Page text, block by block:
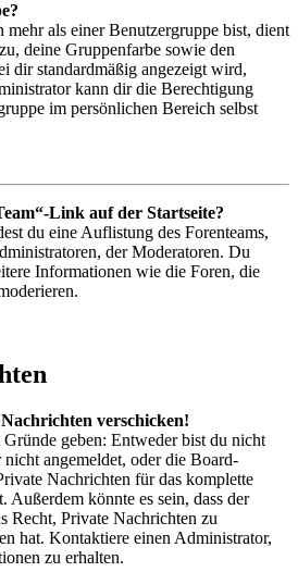
als einer Benutzergruppe bist, dient
deine Gruppenfarbe sowie den
dir standardmäßig angezeigt wird,
kann dir die Berechtigung
im persönlichen Bereich selbst
Link auf der Startseite?
du eine Auflistung des Forenteams,
der Moderatoren. Du
Informationen wie die Foren, die
verschicken!
geben: Entweder bist du nicht
angemeldet, oder die Board-
Nachrichten für das komplette
Außerdem könnte es sein, dass der
Recht, Private Nachrichten zu
hat. Kontaktiere einen Administrator,
zu erhalten.